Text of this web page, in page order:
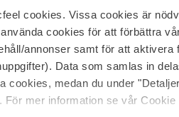
cookies. Vissa cookies är
cookies för att förbättra
annonser samt för att aktivera
Data som samlas in
medan du under
mer information se vår
Hjælp
Kontakt os
Returneringer &
reklamationer